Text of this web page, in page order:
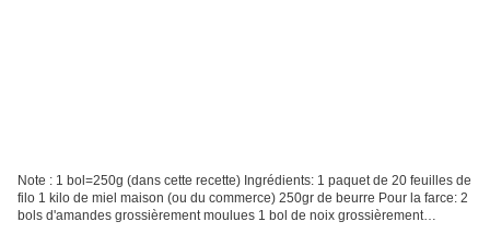
Note : 1 bol=250g (dans cette recette) Ingrédients: 1 paquet de 20 feuilles de
filo 1 kilo de miel maison (ou du commerce) 250gr de beurre Pour la farce: 2
bols d'amandes grossièrement moulues 1 bol de noix grossièrement